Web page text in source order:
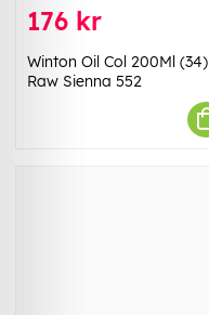
176 kr
Winton Oil Col 200Ml (34)
Raw Sienna 552